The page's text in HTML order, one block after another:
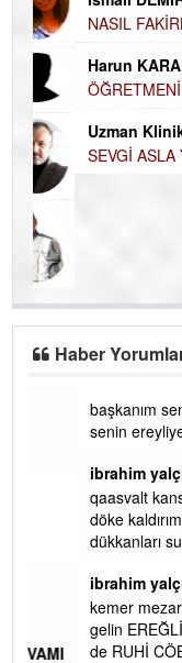
NASIL
Harun KARA
ÖĞRETMENİM ,
Uzman Klinik
SEVGİ ASLA
Haber
başkanım seni
senin ereyliye
ibrahim yalçınkaya
qaasvalt
döke kaldırımlar
dükkanları su
ibrahim yalçınkaya
kemer mezarlık
gelin EREĞLİ
de RUHİ